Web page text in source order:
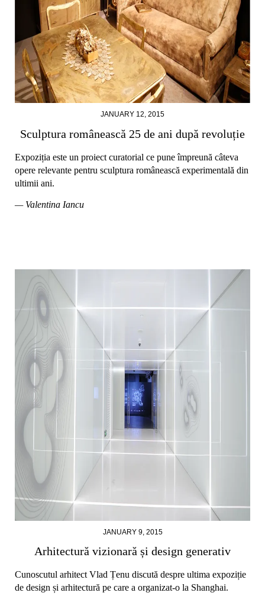
JANUARY 12, 2015
Sculptura românească 25 de ani după revoluție
Expoziția este un proiect curatorial ce pune împreună câteva
opere relevante pentru sculptura românească experimentală din
ultimii ani.
— Valentina Iancu
JANUARY 9, 2015
Arhitectură vizionară și design generativ
Cunoscutul arhitect Vlad Țenu discută despre ultima expoziție
de design și arhitectură pe care a organizat-o la Shanghai.